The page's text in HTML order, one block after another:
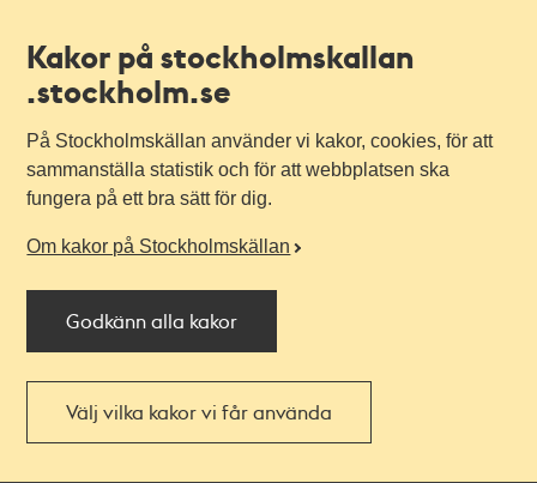
Kakor på stockholmskallan
.stockholm.se
På Stockholmskällan använder vi kakor, cookies, för att
sammanställa statistik och för att webbplatsen ska
fungera på ett bra sätt för dig.
Om kakor på Stockholmskällan
Godkänn alla kakor
Välj vilka kakor vi får använda